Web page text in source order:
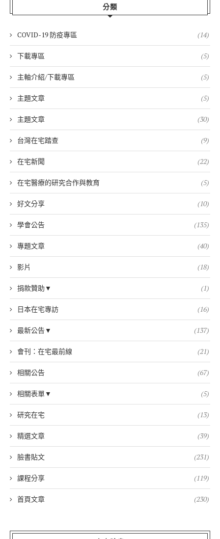
分類
COVID-19 防疫專區 (14)
下載專區 (5)
主軸介紹/下載專區 (5)
主題文章 (5)
主題文章 (30)
台灣在宅踏查 (9)
在宅新聞 (22)
在宅醫療的研究合作與教育 (5)
好文分享 (10)
學會公告 (135)
專題文章 (40)
影片 (18)
捐款贊助▼ (1)
日本在宅專訪 (16)
最新公告▼ (137)
會刊：在宅最前線 (21)
相關公告 (67)
相關表單▼ (5)
研究在宅 (13)
精選文章 (39)
臉書貼文 (231)
課程分享 (119)
首頁文章 (230)